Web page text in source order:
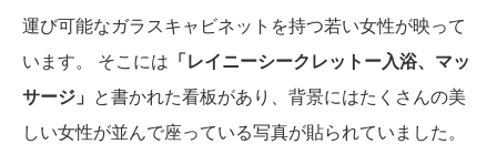
運び可能なガラスキャビネットを持つ若い女性が映って
います。 そこには 「レイニーシークレットー入浴、マッ
サージ」
と書かれた看板があり、背景にはたくさんの美
しい女性が並んで座っている写真が貼られていました。